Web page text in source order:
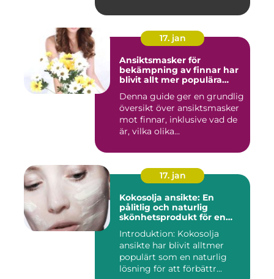
17. jan
Ansiktsmasker för
bekämpning av finnar har
blivit allt mer populära
Denna guide ger en grundlig
översikt över ansiktsmasker
mot finnar, inklusive vad de
är, vilka olika...
17. jan
Kokosolja ansikte: En
pålitlig och naturlig
skönhetsprodukt för en
Introduktion: Kokosolja
ansikte har blivit alltmer
populärt som en naturlig
lösning för att förbättr...